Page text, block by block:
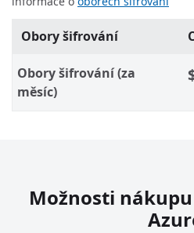
Obory šifrování
Obory šifrování (za
měsíc)
Možnosti